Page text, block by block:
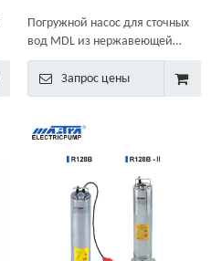
Погружной насос для сточных
вод MDL из нержавеющей
стали
Запрос цены